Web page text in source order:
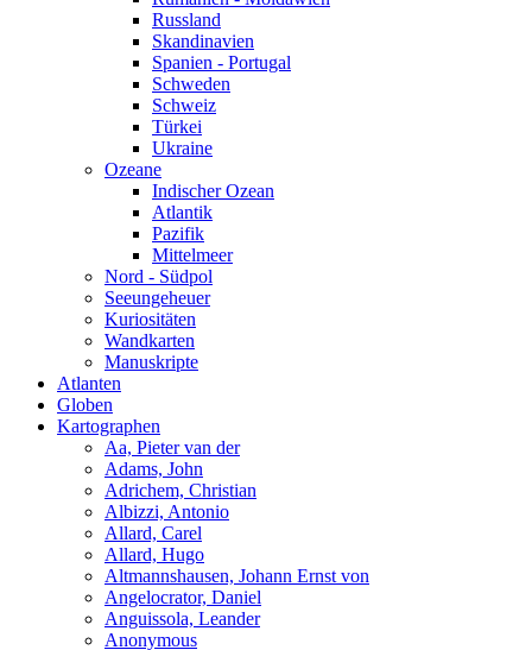
Russland
Skandinavien
Spanien - Portugal
Schweden
Schweiz
Türkei
Ukraine
Ozeane
Indischer Ozean
Atlantik
Pazifik
Mittelmeer
Nord - Südpol
Seeungeheuer
Kuriositäten
Wandkarten
Manuskripte
Atlanten
Globen
Kartographen
Aa, Pieter van der
Adams, John
Adrichem, Christian
Albizzi, Antonio
Allard, Carel
Allard, Hugo
Altmannshausen, Johann Ernst von
Angelocrator, Daniel
Anguissola, Leander
Anonymous